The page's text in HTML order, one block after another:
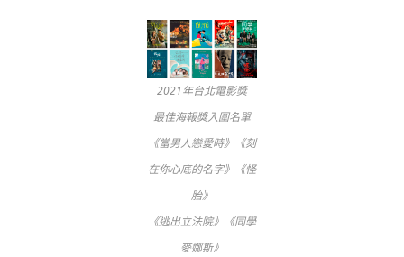
2021年台北電影獎
最佳海報獎入圍名單
《當男人戀愛時》《刻
在你心底的名字》《怪
胎》
《逃出立法院》《同學
麥娜斯》